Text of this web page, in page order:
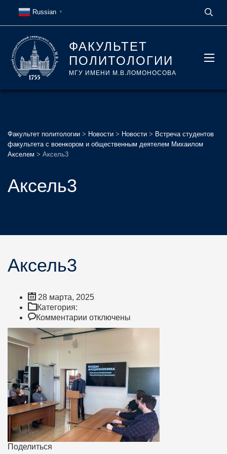
ФАКУЛЬТЕТ
ПОЛИТОЛОГИИ
МГУ ИМЕНИ М.В.ЛОМОНОСОВА
Факультет политологии > Новости > Новости > Встреча студентов
факультета с военкором и общественным деятелем Михаилом
Акселем > Аксель3
Аксель3
Аксель3
28 марта, 2025
Категория:
Комментарии к
записи
отключены
Поделиться
Russian ▼